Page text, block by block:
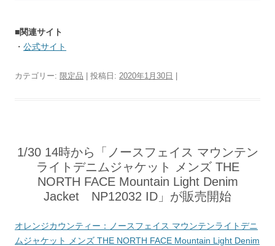
■関連サイト
・ 公式サイト
カテゴリー: 限定品 | 投稿日: 2020年1月30日
1/30 14時から「ノースフェイス マウンテン
ライトデニムジャケット メンズ THE
NORTH FACE Mountain Light Denim
Jacket NP12032 ID」が販売開始
オレンジカウンティー：ノースフェイス マウンテンライトデニ
ムジャケット メンズ THE NORTH FACE Mountain Light Denim